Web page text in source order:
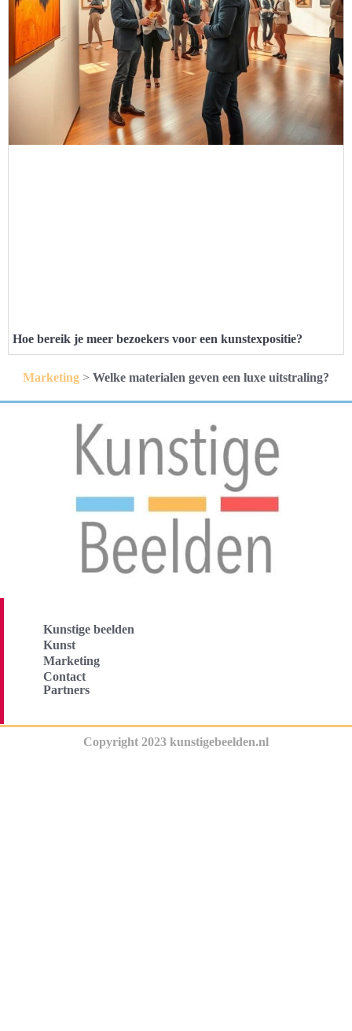
Hoe bereik je meer bezoekers voor een kunstexpositie?
Marketing > Welke materialen geven een luxe uitstraling?
Kunstige beelden
Kunst
Marketing
Contact
Partners
Copyright 2023 kunstigebeelden.nl